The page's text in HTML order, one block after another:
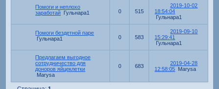
Помоги и неплохо
заработай Гульнара1 0 515
2019-10-02
18:54:04
Гульнара1
Помоги бездетной паре
Гульнара1
0 583
2019-09-10
15:29:41
Гульнара1
Предлагаем выгодное
сотрудничество для
доноров яйцеклетки
Marysa
0 683
2019-04-28
12:58:05 Marysa